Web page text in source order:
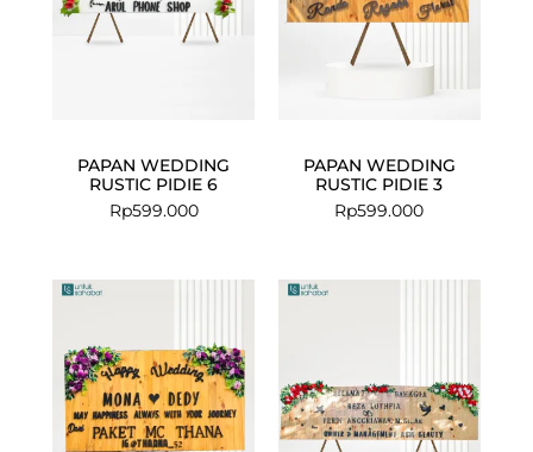
PAPAN WEDDING
RUSTIC PIDIE 6
Rp599.000
PAPAN WEDDING
RUSTIC PIDIE 3
Rp599.000